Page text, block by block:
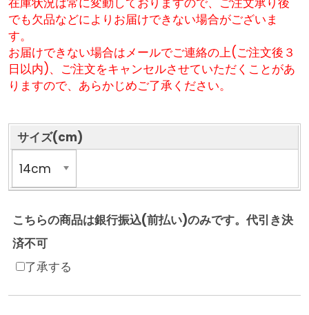
でも欠品などによりお届けできない場合がございま
す。
お届けできない場合はメールでご連絡の上(ご注文後３
日以内)、ご注文をキャンセルさせていただくことがあ
りますので、あらかじめご了承ください。
サイズ(cm)
こちらの商品は銀行振込(前払い)のみです。代引き決
済不可
了承する